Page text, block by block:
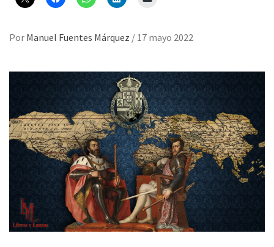
Por Manuel Fuentes Márquez / 17 mayo 2022